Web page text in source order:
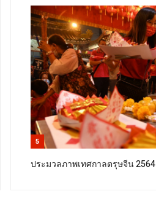
5
ประมวลภาพเทศกาลตรุษจีน 2564